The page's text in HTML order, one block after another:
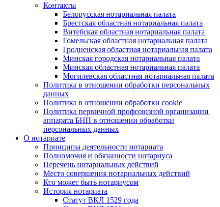
Контакты
Белорусская нотариальная палата
Брестская областная нотариальная палата
Витебская областная нотариальная палата
Гомельская областная нотариальная палата
Гродненская областная нотариальная палата
Минская городская нотариальная палата
Минская областная нотариальная палата
Могилевская областная нотариальная палата
Политика в отношении обработки персональных
данных
Политика в отношении обработки cookie
Политика первичной профсоюзной организации
аппарата БНП в отношении обработки
персональных данных
О нотариате
Принципы деятельности нотариата
Полномочия и обязанности нотариуса
Перечень нотариальных действий
Место совершения нотариальных действий
Кто может быть нотариусом
История нотариата
Статут ВКЛ 1529 года